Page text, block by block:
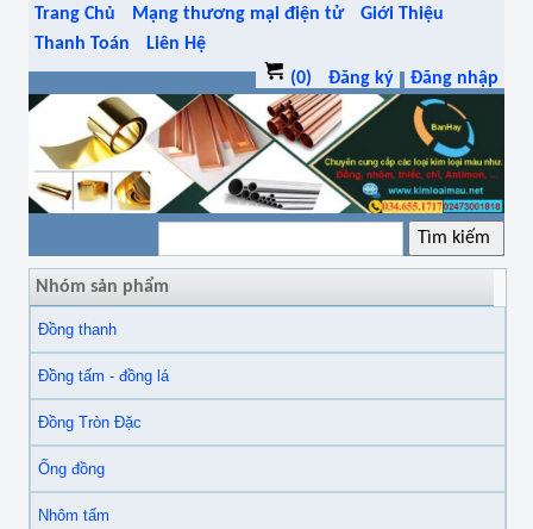
Trang Chủ Mạng thương mại điện tử
Giới Thiệu
Thanh Toán
Liên Hệ
(0)
Đăng ký Đăng nhập
Nhóm sản phẩm
Đồng thanh
Đồng tấm - đồng lá
Đồng Tròn Đặc
Ống đồng
Nhôm tấm